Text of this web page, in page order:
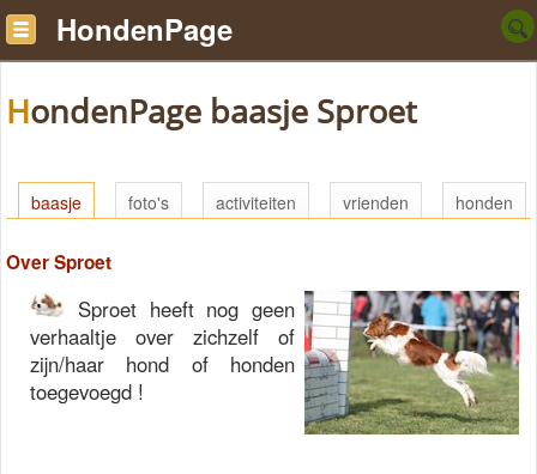
HondenPage
HondenPage baasje Sproet
baasje foto's activiteiten vrienden honden
Over Sproet
Sproet heeft nog geen
verhaaltje over zichzelf of
zijn/haar hond of honden
toegevoegd !